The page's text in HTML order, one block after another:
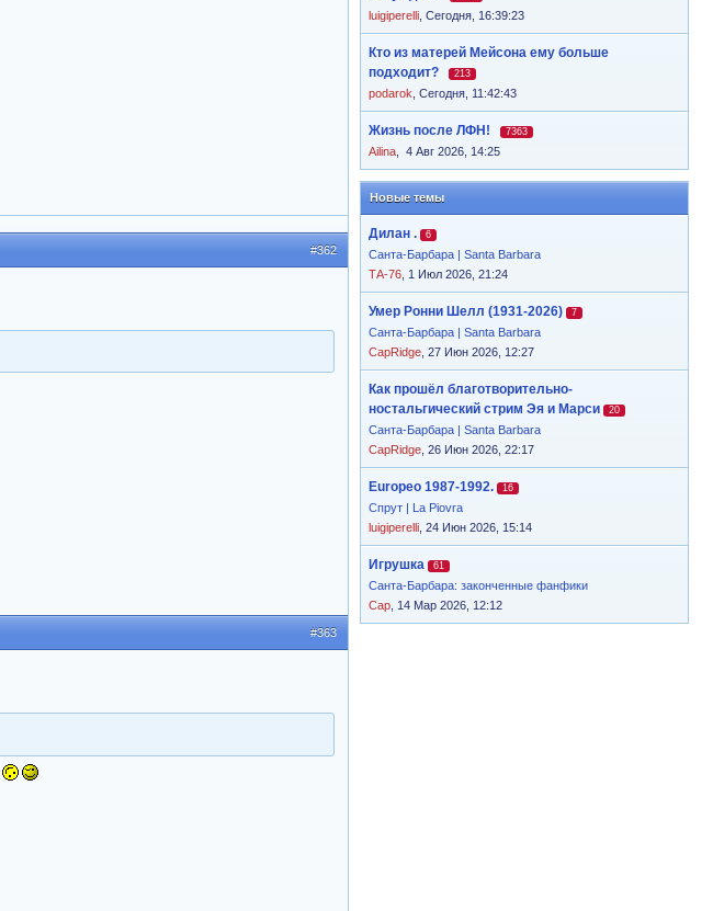
luigiperelli Сегодня, 16:39:23
Кто из матерей Мейсона ему больше
подходит?
213
podarok Сегодня, 11:42:43
Жизнь после ЛФН! 7363
Ailina 4 Авг 2026, 14:25
Новые темы
Дилан . 6
Санта-Барбара | Santa Barbara
ТА-76 , 1 Июл 2026, 21:24
Умер Ронни Шелл (1931-2026) 7
Санта-Барбара | Santa Barbara
CapRidge , 27 Июн 2026, 12:27
Как прошёл благотворительно-
ностальгический стрим Эя и Марси
20
Санта-Барбара | Santa Barbara
CapRidge , 26 Июн 2026, 22:17
Europeo 1987-1992. 16
Спрут | La Piovra
luigiperelli , 24 Июн 2026, 15:14
Игрушка 61
Санта-Барбара: законченные фанфики
Cap , 14 Мар 2026, 12:12
#362
#363